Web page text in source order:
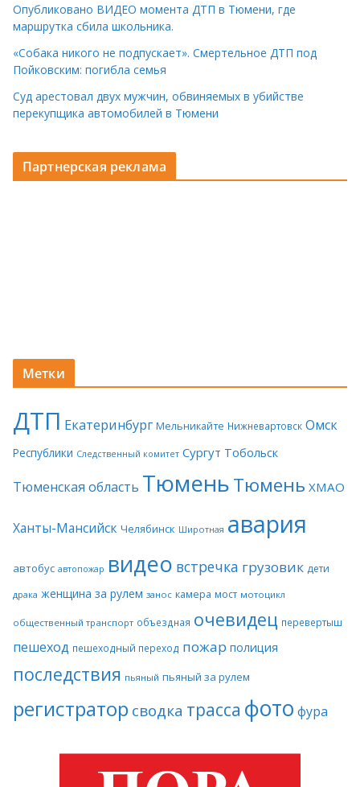
Опубликовано ВИДЕО момента ДТП в Тюмени, где
маршрутка сбила школьника.
«Собака никого не подпускает». Смертельное ДТП под
Пойковским: погибла семья
Суд арестовал двух мужчин, обвиняемых в убийстве
перекупщика автомобилей в Тюмени
Партнерская реклама
Метки
ДТП Екатеринбург Мельникайте Нижневартовск Омск
Республики Следственный комитет Сургут Тобольск
Тюменская область ТюменьТюмень ХМАО
Ханты-Мансийск Челябинск Широтная авария
автобус автопожар видео встречка грузовик дети
драка женщина за рулем занос камера мост мотоцикл
общественный транспорт объездная очевидец перевертыш
пешеход пешеходный переход пожар полиция
последствия пьяный пьяный за рулем
регистратор сводка трасса фото фура